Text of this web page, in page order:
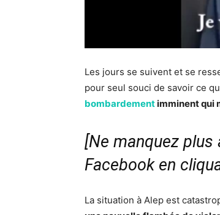
Les jours se suivent et se
pour seul souci de savoir ce
bombardementimminent qui
[Ne manquez plus
Facebook en
La situation à Alep est